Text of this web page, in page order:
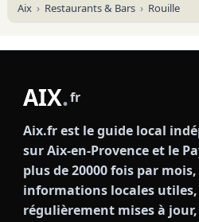
Aix Restaurants & Bars Rouille
AIX.fr
Aix.fr est le guide local
sur Aix-en-Provence et le
plus de 20000 fois par
informations locales
régulièrement mises à